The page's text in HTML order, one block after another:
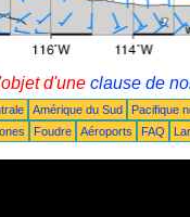
d'une clause de
Amérique du Sud Pacifique
Foudre Aéroports FAQ